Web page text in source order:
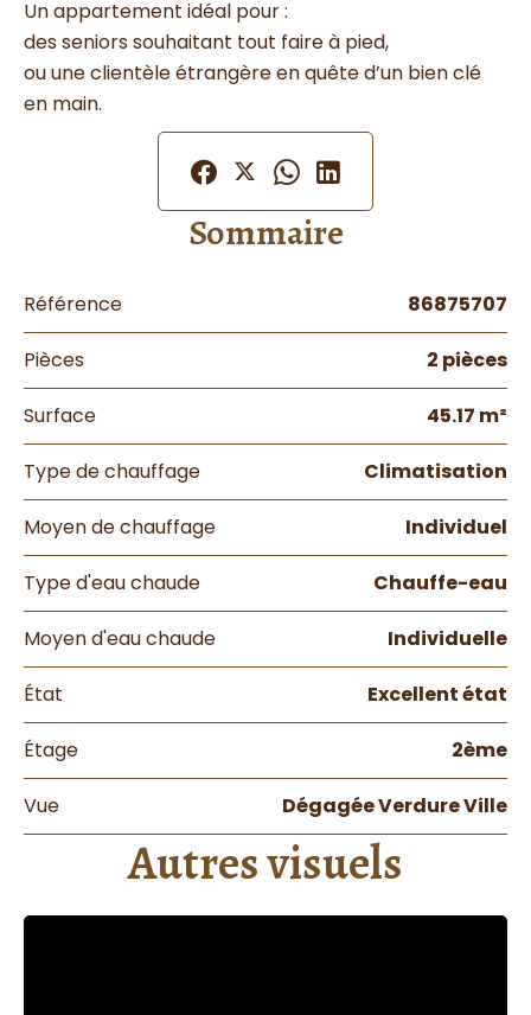
Un appartement idéal pour :
des seniors souhaitant tout faire à pied,
ou une clientèle étrangère en quête d’un bien clé
en main.
Sommaire
Référence 86875707
Pièces 2 pièces
Surface 45.17 m²
Type de chauffage Climatisation
Moyen de chauffage Individuel
Type d'eau chaude Chauffe-eau
Moyen d'eau chaude Individuelle
État Excellent état
Étage 2ème
Vue Dégagée Verdure Ville
Autres visuels